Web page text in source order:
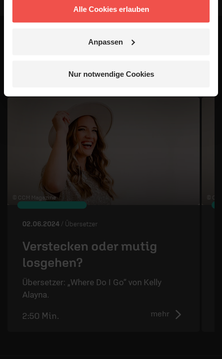
Alle Cookies erlauben
Anpassen
Nur notwendige Cookies
Das könnte dich auch
interessieren
© CCM Magazine
02.06.2024 / Übersetzer
Verstecken oder mutig
losgehen?
Übersetzer: „Where Do I Go“ von Kelly
Alayna.
mehr
2:50 Min.
©